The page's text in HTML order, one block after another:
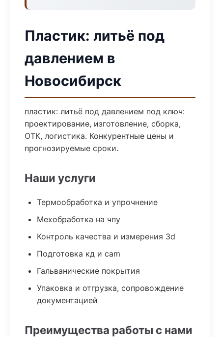
Пластик: литьё под
давлением в
Новосибирск
пластик: литьё под давлением под ключ:
проектирование, изготовление, сборка,
ОТК, логистика. Конкурентные цены и
прогнозируемые сроки.
Наши услуги
Термообработка и упрочнение
Мехобработка на чпу
Контроль качества и измерения 3d
Подготовка кд и cam
Гальванические покрытия
Упаковка и отгрузка, сопровождение
документацией
Преимущества работы с нами